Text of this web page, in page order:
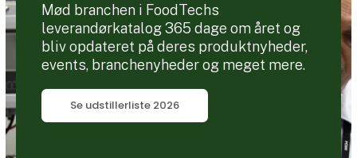
Mød branchen i FoodTechs
leverandørkatalog 365 dage om året og
bliv opdateret på deres produktnyheder,
events, branchenyheder og meget mere.
Se udstillerliste 2026